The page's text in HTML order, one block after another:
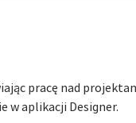
pracę nad
w aplikacji Designer.